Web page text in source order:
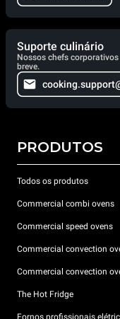
Suporte culinário
Nossos chefs
breve.
PRODUTOS
Todos os produtos
Commercial combi ovens
Commercial speed ovens
Commercial convection
Commercial convection
The Hot Fridge